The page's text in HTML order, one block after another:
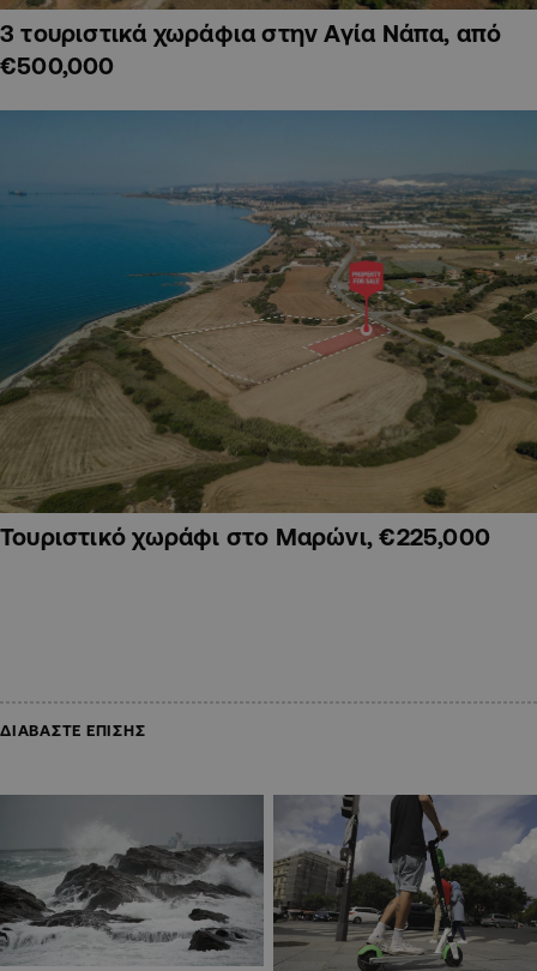
3 τουριστικά χωράφια στην Αγία Νάπα, από
€500,000
Τουριστικό χωράφι στο Μαρώνι, €225,000
ΔΙΑΒΑΣΤΕ ΕΠΙΣΗΣ